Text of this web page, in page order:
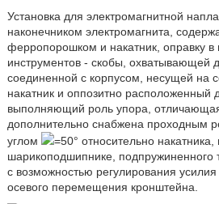
Установка для электромагнитной
наконечником электромагнита,
ферропорошком и накатник, оправку в
инструментов - скобы, охватывающей
соединенной с корпусом, несущей на
накатник и оппозитно расположенный
выполняющий роль упора,
дополнительно снабжена проходным
углом
=50° относительно
шарикоподшипнике, подпружиненного
с возможностью регулирования
осевого перемещения кронштейна.